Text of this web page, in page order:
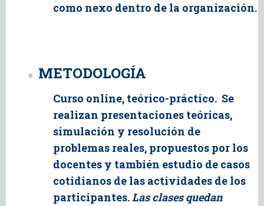
como nexo dentro de la organización.
METODOLOGÍA
Curso online, teórico-práctico. Se
realizan presentaciones teóricas,
simulación y resolución de
problemas reales, propuestos por los
docentes y también estudio de casos
cotidianos de las actividades de los
participantes.Las clases quedan